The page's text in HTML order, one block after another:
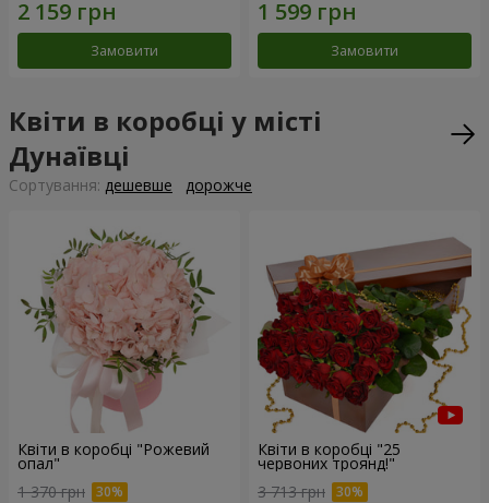
Замовити Замовити
Квіти в коробці у місті
Дунаївці
Сортування: дешевше дорожче
Квіти в коробці "Рожевий
опал"
1 370 грн
Квіти в коробці "25
червоних троянд!"
3 713 грн